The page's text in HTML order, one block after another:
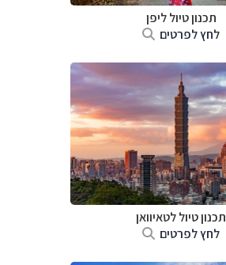
תכנון טיולליפן
לחץ לפרטים
תכנון טיוללטאיוואן
לחץ לפרטים